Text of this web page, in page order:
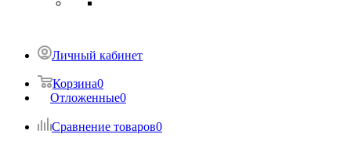
Личный кабинет
Корзина0
Отложенные0
Сравнение товаров0